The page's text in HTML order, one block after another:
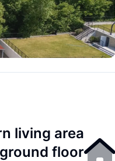
living area
floor